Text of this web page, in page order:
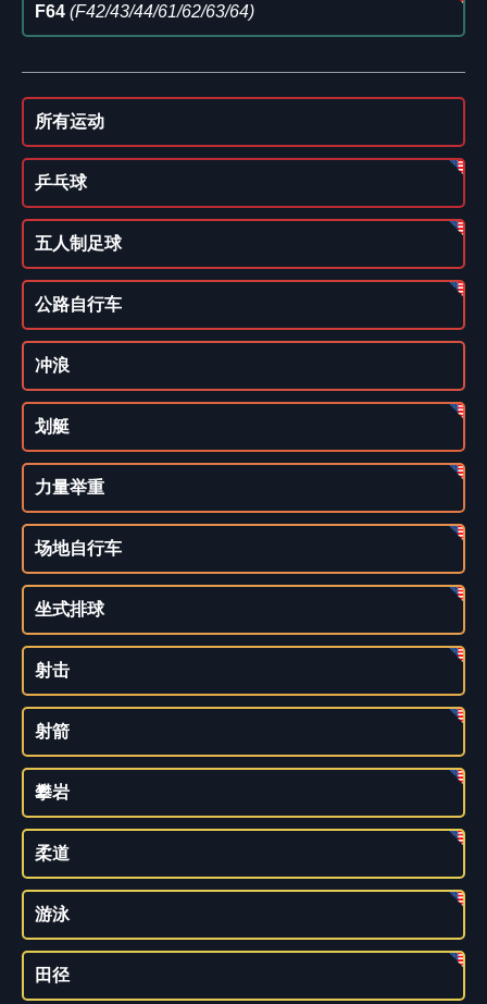
F64 (F42/43/44/61/62/63/64)
所有运动
乒乓球
五人制足球
公路自行车
冲浪
划艇
力量举重
场地自行车
坐式排球
射击
射箭
攀岩
柔道
游泳
田径